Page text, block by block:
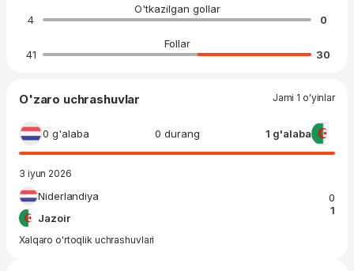
O'tkazilgan gollar
4
0
Follar
41
30
O'zaro uchrashuvlar Jami 1 o'yinlar
0 g'alaba 0 durang 1 g'alaba
3 iyun 2026
Niderlandiya
Jazoir
0
1
Xalqaro o'rtoqlik uchrashuvlari